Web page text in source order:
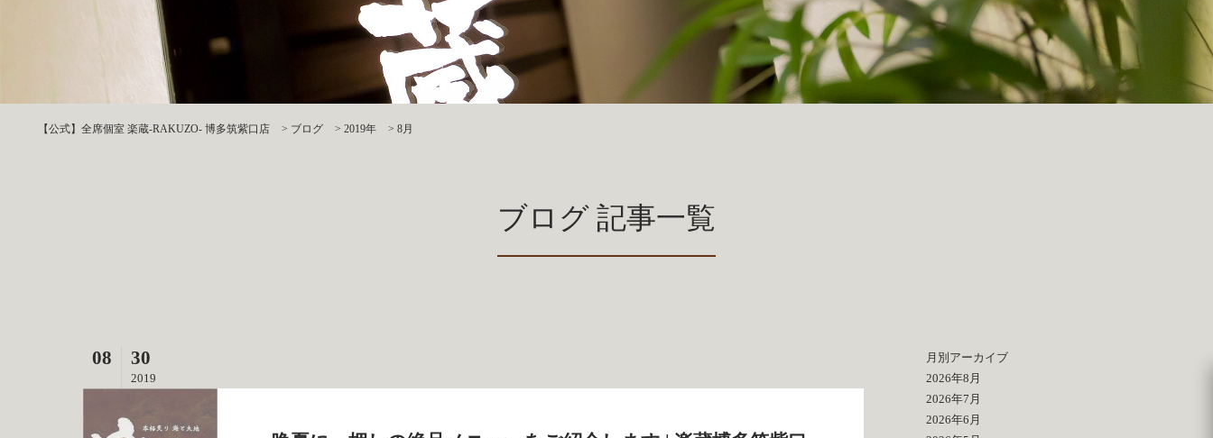
【公式】全席個室 楽蔵‐RAKUZO‐ 博多筑紫口店 > ブログ > 2019年 > 8月
ブログ 記事一覧
08 30
2019
月別アーカイブ
2026年8月
2026年7月
2026年6月